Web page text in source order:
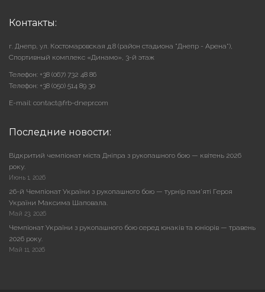
Контакты:
г. Днепр, ул. Костомаровская д.8 (район стадиона "Днепр - Арена"),
Cпортивный комплекс «Динамо», 3-й этаж
Телефон: +38 (067) 732 48 86
Телефон: +38 (050) 514 89 30
E-mail: contact@frb-dnepr.com
Последние новости:
Відкритий чемпіонат міста Дніпра з рукопашного бою — квітень 2026
року.
Июнь 1, 2026
26-й Чемпіонат України з рукопашного бою — турнір пам’яті Героя
України Максима Шаповала.
Май 23, 2026
Чемпіонат України з рукопашного бою серед юнаків та юніорів — травень
2026 року.
Май 11, 2026